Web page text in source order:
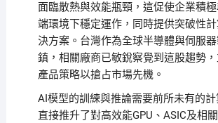
面臨散熱與效能瓶頸，這促使企業積
端環境下穩定運作，同時提供突破性
決方案。台灣作為全球半導體與伺服
鎮，相關廠商已敏銳察覺到這股趨勢
產品策略以搶占市場先機。
AI模型的訓練與推論需要前所未有的
直接推升了對高效能GPU、ASIC及相